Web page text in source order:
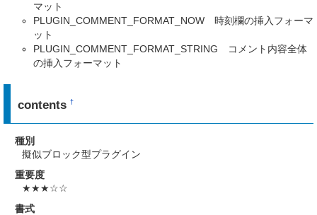
マット
PLUGIN_COMMENT_FORMAT_NOW 時刻欄の挿入フォーマ
ット
PLUGIN_COMMENT_FORMAT_STRING コメント内容全体
の挿入フォーマット
contents†
種別
擬似ブロック型プラグイン
重要度
★★★☆☆
書式